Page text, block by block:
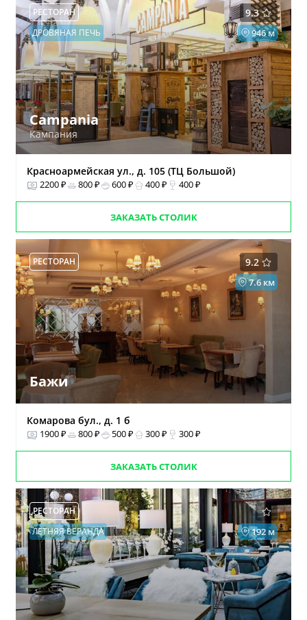
9.3
РЕСТОРАН
946 м
ДРОВЯНАЯ ПЕЧЬ
Campania
Кампания
Красноармейская ул., д. 105 (ТЦ Большой)
2200 ₽ 800 ₽ 600 ₽ 400 ₽ 400 ₽
ЗАКАЗАТЬ СТОЛИК
9.2
РЕСТОРАН
7.6 км
Бажи
Комарова бул., д. 1 б
1900 ₽ 800 ₽ 500 ₽ 300 ₽ 300 ₽
ЗАКАЗАТЬ СТОЛИК
РЕСТОРАН
192 м
ЛЕТНЯЯ ВЕРАНДА